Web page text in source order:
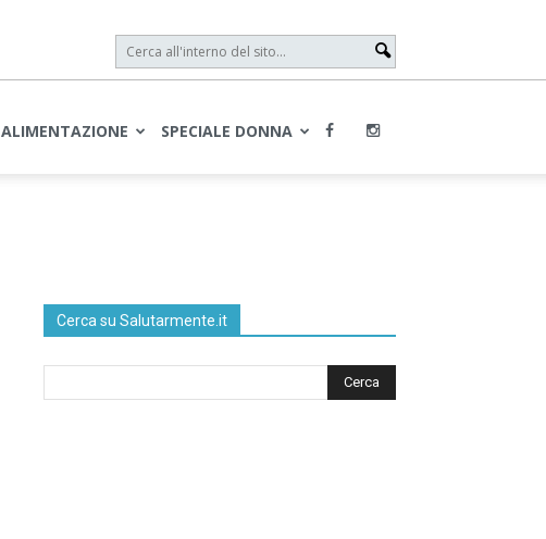
ALIMENTAZIONE SPECIALE DONNA
Cerca su Salutarmente.it